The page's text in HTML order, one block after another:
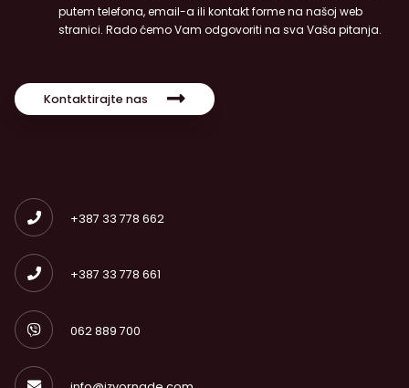
putem telefona, email-a ili kontakt forme na našoj web
stranici. Rado ćemo Vam odgovoriti na sva Vaša pitanja.
Kontaktirajte nas
+387 33 778 662
+387 33 778 661
062 889 700